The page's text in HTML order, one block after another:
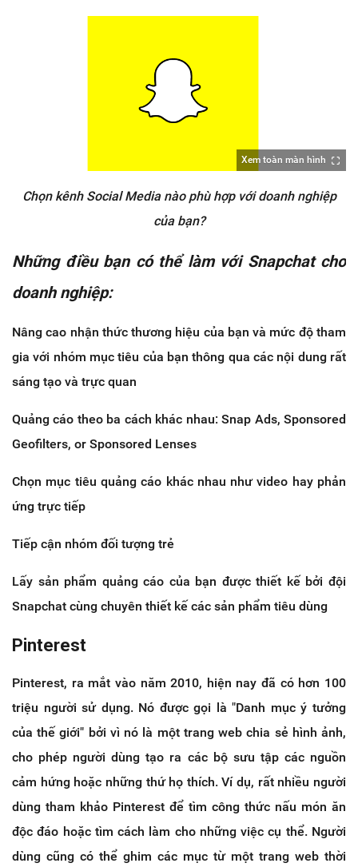
Xem toàn màn hình
Chọn kênh Social Media nào phù hợp với doanh nghiệp
của bạn?
Những điều bạn có thể làm với Snapchat cho
doanh nghiệp:
Nâng cao nhận thức thương hiệu của bạn và mức độ tham
gia với nhóm mục tiêu của bạn thông qua các nội dung rất
sáng tạo và trực quan
Quảng cáo theo ba cách khác nhau: Snap Ads, Sponsored
Geofilters, or Sponsored Lenses
Chọn mục tiêu quảng cáo khác nhau như video hay phản
ứng trực tiếp
Tiếp cận nhóm đối tượng trẻ
Lấy sản phẩm quảng cáo của bạn được thiết kế bởi đội
Snapchat cùng chuyên thiết kế các sản phẩm tiêu dùng
Pinterest
Pinterest, ra mắt vào năm 2010, hiện nay đã có hơn 100
triệu người sử dụng. Nó được gọi là "Danh mục ý tưởng
của thế giới" bởi vì nó là một trang web chia sẻ hình ảnh,
cho phép người dùng tạo ra các bộ sưu tập các nguồn
cảm hứng hoặc những thứ họ thích. Ví dụ, rất nhiều người
dùng tham khảo Pinterest để tìm công thức nấu món ăn
độc đáo hoặc tìm cách làm cho những việc cụ thể. Người
dùng cũng có thể ghim các mục từ một trang web thời